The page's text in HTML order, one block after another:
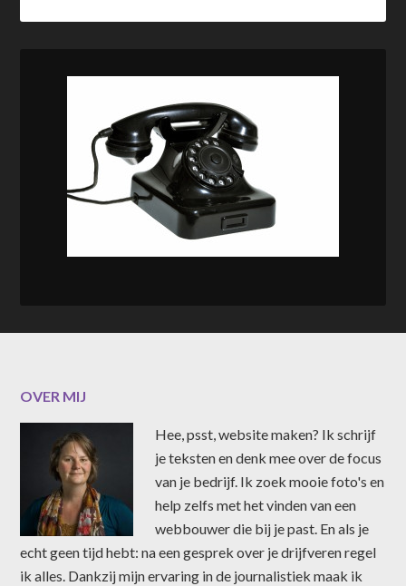
OVER MIJ
Hee, psst, website maken? Ik schrijf
je teksten en denk mee over de focus
van je bedrijf. Ik zoek mooie foto's en
help zelfs met het vinden van een
webbouwer die bij je past. En als je
echt geen tijd hebt: na een gesprek over je drijfveren regel
ik alles. Dankzij mijn ervaring in de journalistiek maak ik